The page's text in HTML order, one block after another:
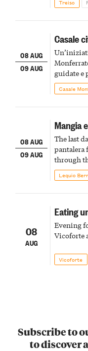
Treiso
08 AUG
09 AUG
Casale
guidate e
Casale
08 AUG
09 AUG
Mangia
The last
pantalera
through
fireworks
Lequio
08
AUG
Eating
Evening
Vicoforte
Vicoforte
Subscribe to
to discover